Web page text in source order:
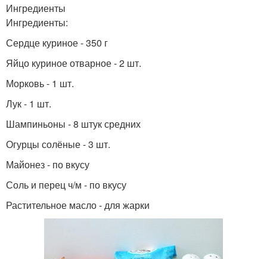
Салат с болгарским и
Салат из корейской
Ингредиенты
Ингредиенты:
Сердце куриное - 350 г
Яйцо куриное отварное - 2 шт.
Морковь - 1 шт.
Лук - 1 шт.
Шампиньоны - 8 штук средних
Огурцы солёные - 3 шт.
Майонез - по вкусу
Соль и перец ч/м - по вкусу
Растительное масло - для жарки